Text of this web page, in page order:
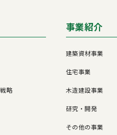
略
事業紹介
建築資材事業
住宅事業
木造建設事業
研究・開発
その他の事業